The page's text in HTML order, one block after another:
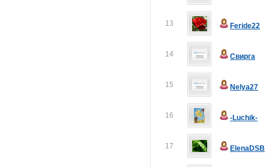
13 Feride22
14 Свирга
15 Nelya27
16 -Luchik-
17 ElenaDSB